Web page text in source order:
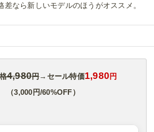
差なら新しいモデルのほうがオススメ。
4,980円→セール特価1,980 円
（3,000円/60%OFF）